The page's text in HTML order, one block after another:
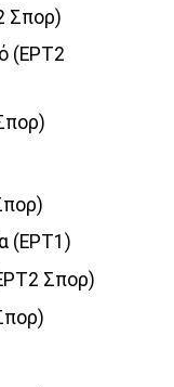
Σπορ)
(ΕΡΤ2
(ΕΡΤ1)
Σπορ)